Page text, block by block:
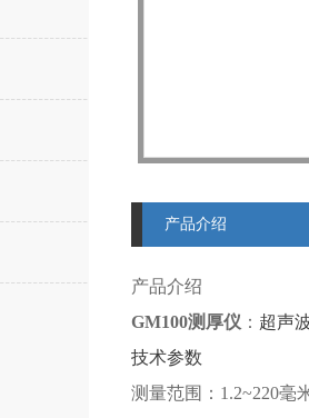
产品介绍
产品介绍
GM100测厚仪 ： 超声
技术参数
测量范围：1.2~220毫